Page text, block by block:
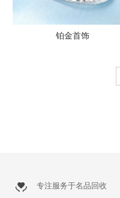
铂金首饰
专注服务于名品回收